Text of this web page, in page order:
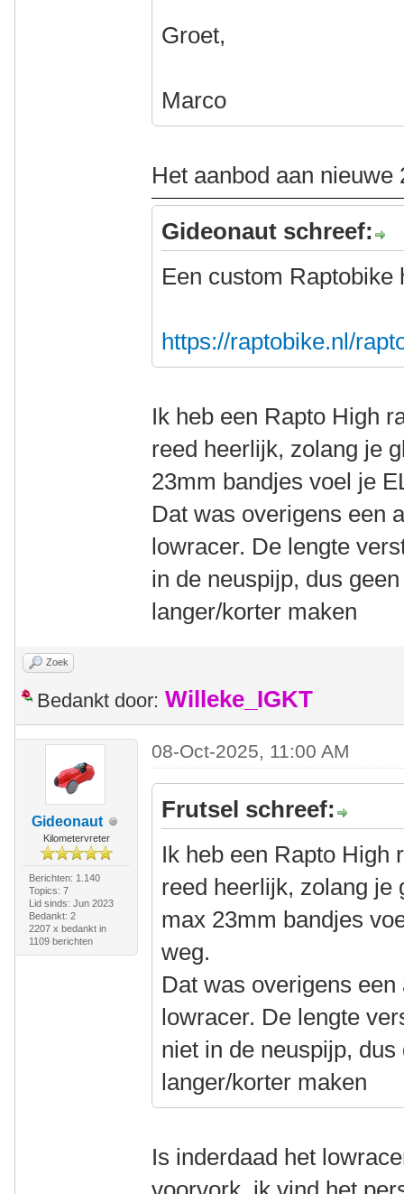
Groet,
Marco
Het aanbod aan
Gideonaut schreef:
Een custom Raptobike
https://raptobike.nl/
Ik heb een Rapto High
reed heerlijk, zolang je
23mm bandjes voel je
Dat was overigens een
lowracer. De lengte
in de neuspijp, dus
langer/korter maken
Zoek
Bedankt door: Willeke_IGKT
Gideonaut
Kilometervreter
Berichten: 1.140
Topics: 7
Lid sinds: Jun 2023
Bedankt: 2
2207 x bedankt in
1109 berichten
08-Oct-2025, 11:00 AM
Frutsel schreef:
Ik heb een Rapto High
reed heerlijk, zolang je
max 23mm bandjes
weg.
Dat was overigens
lowracer. De lengte
niet in de neuspijp,
langer/korter maken
Is inderdaad het